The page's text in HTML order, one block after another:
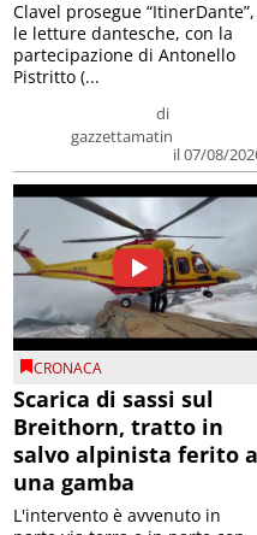
di
gazzettamatin
il 07/08/
Clavel prosegue “ItinerDante”,
le letture dantesche, con la
partecipazione di Antonello
Pistritto (...
CRONACA
Scarica di sassi sul
Breithorn, tratto in
salvo alpinista ferito a
una gamba
L'intervento è avvenuto in